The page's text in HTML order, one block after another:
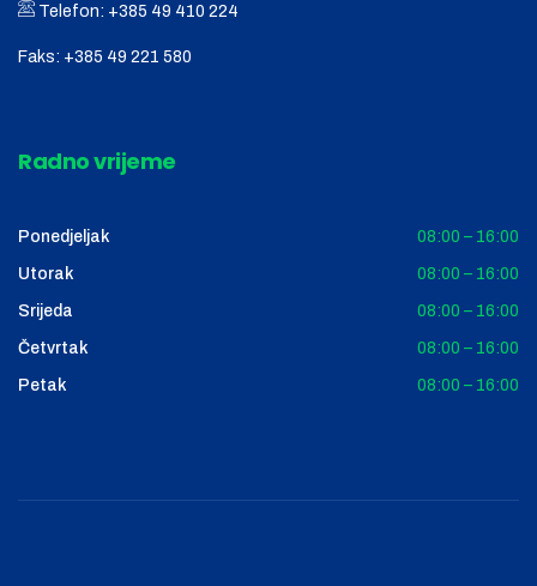
Telefon: +385 49 410 224
Faks: +385 49 221 580
Radno vrijeme
Ponedjeljak 08:00 – 16:00
Utorak 08:00 – 16:00
Srijeda 08:00 – 16:00
Četvrtak 08:00 – 16:00
Petak 08:00 – 16:00